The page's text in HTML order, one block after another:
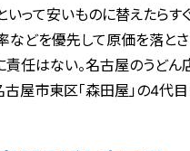
いって安いものに替えたら
などを優先して原価を落と
任はない。名古屋のうどん
屋市東区「森田屋」の4代目